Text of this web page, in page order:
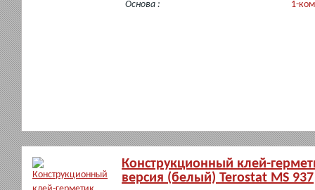
Основа :
1-
Конструкционный клей-
версия (белый) Terostat MS 937